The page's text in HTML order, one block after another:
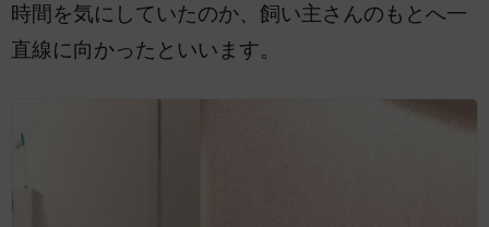
時間を気にしていたのか、飼い主さんのもとへ一
直線に向かったといいます。